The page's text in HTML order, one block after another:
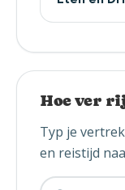
Hoe ver
Typ je
en reistijd